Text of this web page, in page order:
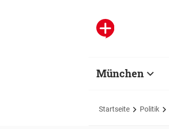
München
Startseite Politik